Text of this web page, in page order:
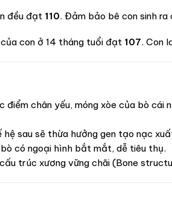
đều đạt110. Đảm bảo bê con sinh ra
con ở 14 tháng tuổi đạt107. Con
điểm chân yếu, móng xòe của bò
sau sẽ thừa hưởng gen tạo nạc
bò có ngoại hình bắt mắt, dễ tiêu thụ.
trúc xương vững chãi (Bone